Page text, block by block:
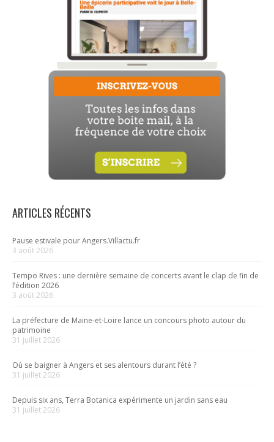
ARTICLES RÉCENTS
Pause estivale pour Angers.Villactu.fr
3 août 2026
Tempo Rives : une dernière semaine de concerts avant le clap de fin de
l’édition 2026
3 août 2026
La préfecture de Maine-et-Loire lance un concours photo autour du
patrimoine
31 juillet 2026
Où se baigner à Angers et ses alentours durant l’été ?
31 juillet 2026
Depuis six ans, Terra Botanica expérimente un jardin sans eau
31 juillet 2026